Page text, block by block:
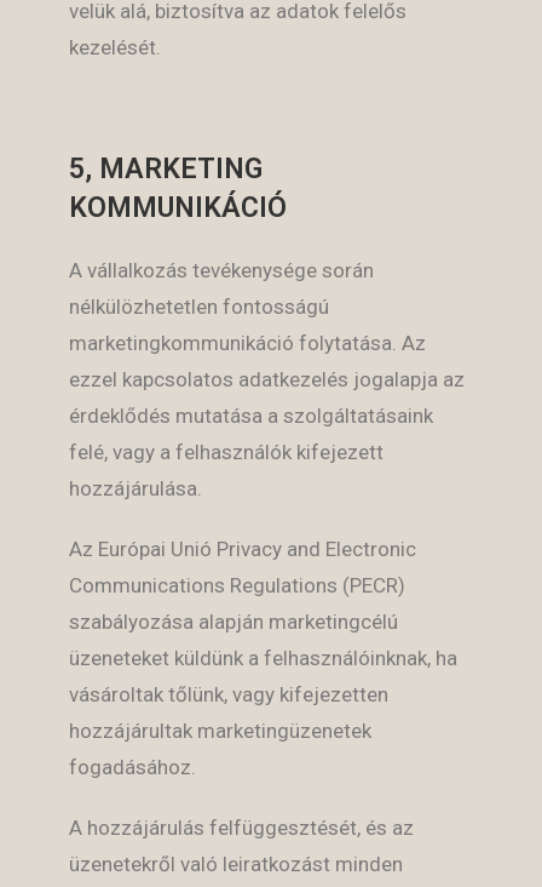
velük alá, biztosítva az adatok felelős
kezelését.
5, MARKETING
KOMMUNIKÁCIÓ
A vállalkozás tevékenysége során
nélkülözhetetlen fontosságú
marketingkommunikáció folytatása. Az
ezzel kapcsolatos adatkezelés jogalapja az
érdeklődés mutatása a szolgáltatásaink
felé, vagy a felhasználók kifejezett
hozzájárulása.
Az Európai Unió Privacy and Electronic
Communications Regulations (PECR)
szabályozása alapján marketingcélú
üzeneteket küldünk a felhasználóinknak, ha
vásároltak tőlünk, vagy kifejezetten
hozzájárultak marketingüzenetek
fogadásához.
A hozzájárulás felfüggesztését, és az
üzenetekről való leiratkozást minden